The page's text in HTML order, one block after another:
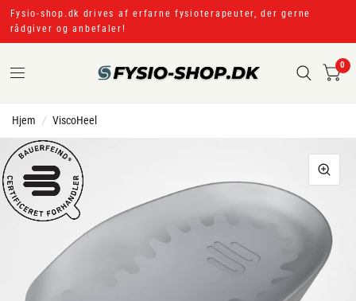
Fysio-shop.dk drives af erfarne fysioterapeuter, der gerne
rådgiver og anbefaler!
0
Hjem / ViscoHeel